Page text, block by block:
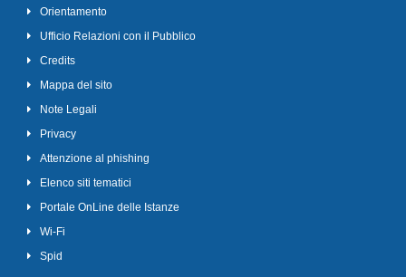
Orientamento
Ufficio Relazioni con il Pubblico
Credits
Mappa del sito
Note Legali
Privacy
Attenzione al phishing
Elenco siti tematici
Portale OnLine delle Istanze
Wi-Fi
Spid